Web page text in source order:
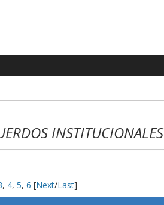
INSTITUCIONALES
, 4, 5, 6 [Next/Last]